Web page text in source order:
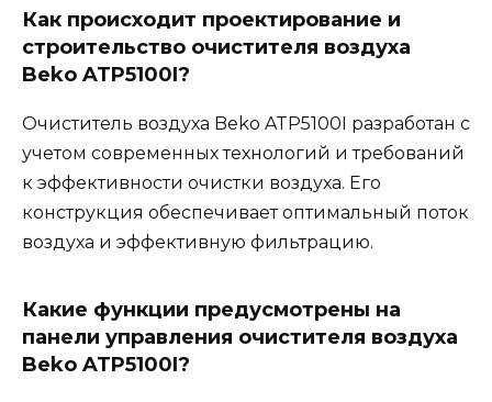
Как происходит проектирование и
строительство очистителя воздуха
Beko ATP5100I?
Очиститель воздуха Beko ATP5100I разработан с
учетом современных технологий и требований
к эффективности очистки воздуха. Его
конструкция обеспечивает оптимальный поток
воздуха и эффективную фильтрацию.
Какие функции предусмотрены на
панели управления очистителя воздуха
Beko ATP5100I?